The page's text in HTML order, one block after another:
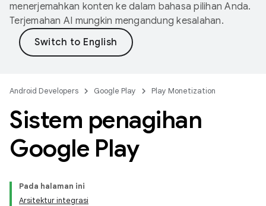
menerjemahkan konten ke dalam bahasa pilihan Anda.
Terjemahan AI mungkin mengandung kesalahan.
Android Developers Google Play Play Monetization
Sistem penagihan
Google Play
Pada halaman ini
Arsitektur integrasi